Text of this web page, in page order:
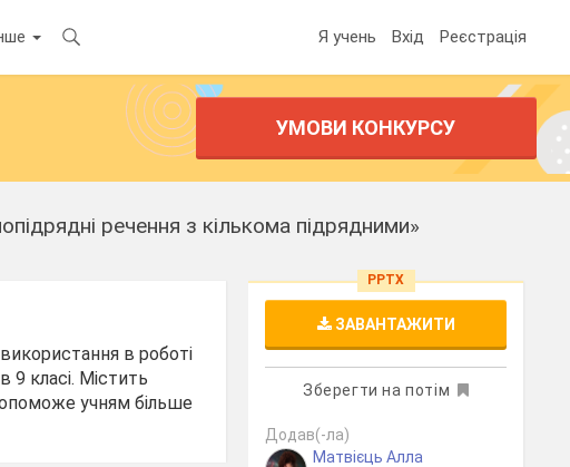
Я учень Вхід Реєстрація
УМОВИ КОНКУРСУ
речення з кількома підрядними»
в роботі
9 класі. Містить
учням більше
PPTX
ЗАВАНТАЖИТИ
Зберегти на потім
Додав(-ла)
Матвієць Алла